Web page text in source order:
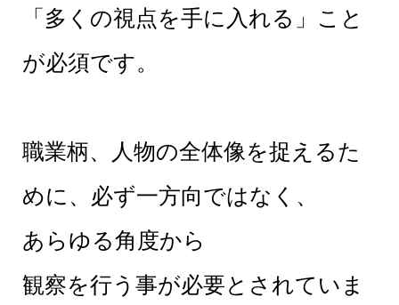
「多くの視点を手に入れる」こと
が必須です。
職業柄、人物の全体像を捉えるた
めに、必ず一方向ではなく、
あらゆる角度から
観察を行う事が必要とされていま